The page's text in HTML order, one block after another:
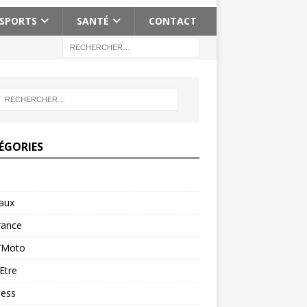
SPORTS SANTÉ CONTACT